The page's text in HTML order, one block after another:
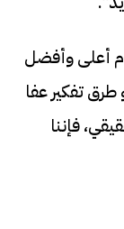
أعلى وأفضل
طرق تفكير عفا
فإننا